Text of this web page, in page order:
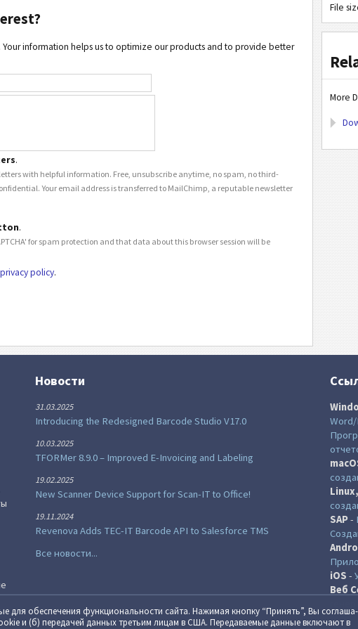
для обеспе­че­ния функцио­наль­ности сайта. Нажимая кнопку “Принять”, Вы согла­ша­
и (б) пере­дачей данных третьим лицам в США. Переда­ваемые данные вклю­чают в
information helps us to optimize our products and to provide better
.
with helpful information. Free, unsubscribe anytime, no spam, no third-
Your email address is transferred to MailChimp, a reputable newsletter
.
for spam protection and that data about this browser session will be
policy.
File
More
Новости
31.03.2025
Introducing the Redesigned Barcode Studio V17.0
10.03.2025
TFORMer 8.9.0 – Improved E-Invoicing and Labeling
19.02.2025
New Scanner Device Support for Scan-IT to Office!
19.11.2024
Revenova Adds TEC-IT Barcode API to Salesforce TMS
Все новости...
SAP-
iOS -
Веб